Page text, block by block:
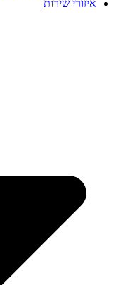
איזורי שירות